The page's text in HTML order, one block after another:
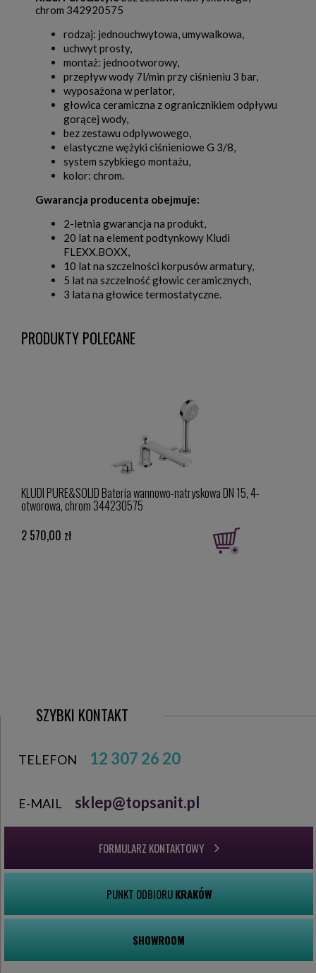
chrom 342920575
rodzaj: jednouchwytowa, umywalkowa,
uchwyt prosty,
montaż: jednootworowy,
przepływ wody 7l/min przy ciśnieniu 3 bar,
wyposażona w perlator,
głowica ceramiczna z ogranicznikiem odpływu
gorącej wody,
bez zestawu odplywowego,
elastyczne wężyki ciśnieniowe G 3/8,
system szybkiego montażu,
kolor: chrom.
Gwarancja producenta obejmuje:
2-letnia gwarancja na produkt,
20 lat na element podtynkowy Kludi
FLEXX.BOXX,
10 lat na szczelności korpusów armatury,
5 lat na szczelność głowic ceramicznych,
3 lata na głowice termostatyczne.
PRODUKTY POLECANE
KLUDI PURE&SOLID Bateria wannowo-natryskowa DN 15, 4-
otworowa, chrom 344230575
2 570,00 zł
SZYBKI KONTAKT
TELEFON 12 307 26 20
E-MAIL sklep@topsanit.pl
FORMULARZ KONTAKTOWY
PUNKT ODBIORUKRAKÓW
SHOWROOM